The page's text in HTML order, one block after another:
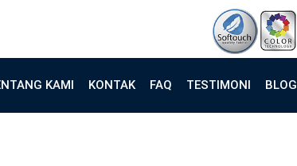
KAMI KONTAK FAQ TESTIMONI BLOG